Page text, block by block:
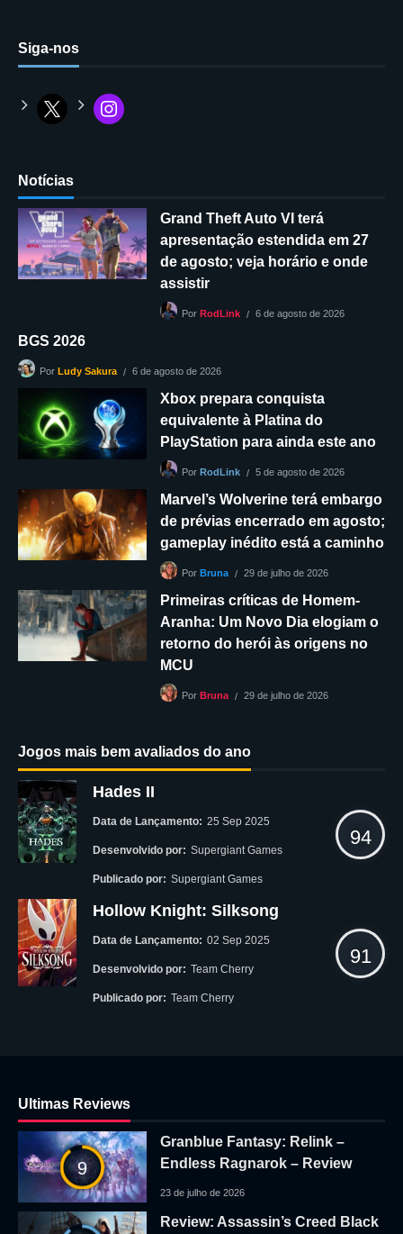
Siga-nos
Notícias
Grand Theft Auto VI terá
apresentação estendida em 27
de agosto; veja horário e onde
assistir
Por RodLink 6 de agosto de 2026
BGS 2026
Por Ludy Sakura 6 de agosto de 2026
Xbox prepara conquista
equivalente à Platina do
PlayStation para ainda este ano
Por RodLink 5 de agosto de 2026
Marvel’s Wolverine terá embargo
de prévias encerrado em agosto;
gameplay inédito está a caminho
Por Bruna 29 de julho de 2026
Primeiras críticas de Homem-
Aranha: Um Novo Dia elogiam o
retorno do herói às origens no
MCU
Por Bruna 29 de julho de 2026
Jogos mais bem avaliados do ano
Hades II
Data de Lançamento: 25 Sep 2025
Desenvolvido por: Supergiant Games
Publicado por: Supergiant Games
94
Hollow Knight: Silksong
Data de Lançamento: 02 Sep 2025
Desenvolvido por: Team Cherry
Publicado por: Team Cherry
91
Ultimas Reviews
9
Granblue Fantasy: Relink –
Endless Ragnarok – Review
23 de julho de 2026
Review: Assassin’s Creed Black